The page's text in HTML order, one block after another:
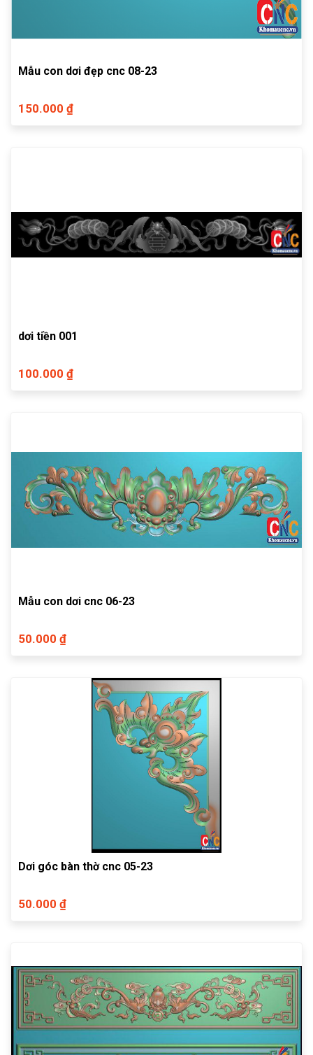
Mẫu con dơi đẹp cnc 08-23
150.000 ₫
dơi tiền 001
100.000 ₫
Mẫu con dơi cnc 06-23
50.000 ₫
Dơi góc bàn thờ cnc 05-23
50.000 ₫